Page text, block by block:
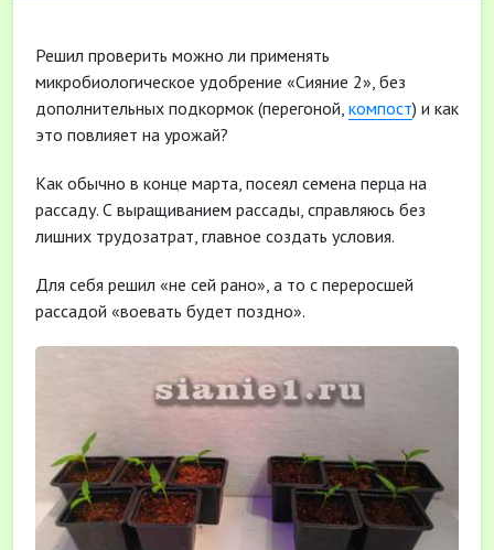
Решил проверить можно ли применять
микробиологическое удобрение «Сияние 2», без
дополнительных подкормок (перегоной, компост) и как
это повлияет на урожай?
Как обычно в конце марта, посеял семена перца на
рассаду. С выращиванием рассады, справляюсь без
лишних трудозатрат, главное создать условия.
Для себя решил «не сей рано», а то с переросшей
рассадой «воевать будет поздно».